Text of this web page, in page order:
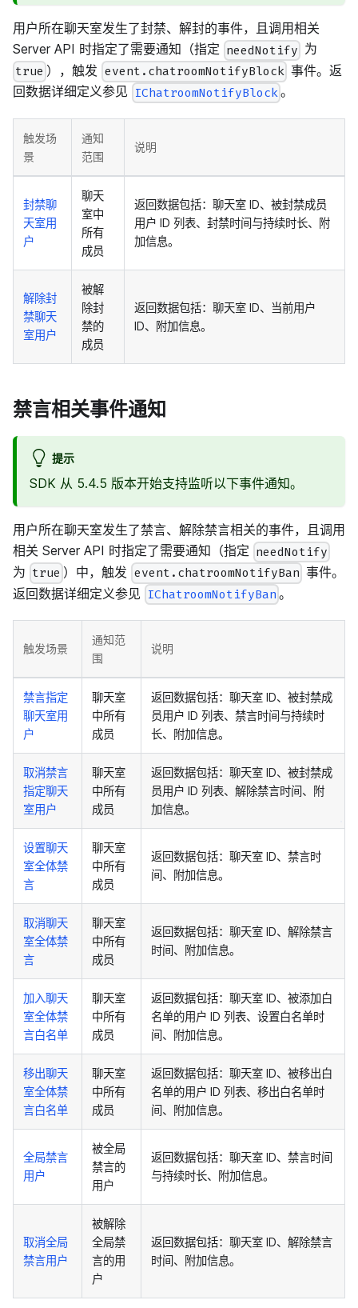
用户所在聊天室发生了封禁、解封的事件，且调用相关
Server API 时指定了需要通知（指定 needNotify 为
true ），触发 event.chatroomNotifyBlock 事件。返
回数据详细定义参见 IChatroomNotifyBlock。
触发场
景
通知
范围
说明
封禁聊
天室用
户
聊天
室中
所有
成员
返回数据包括：聊天室 ID、被封禁成员
用户 ID 列表、封禁时间与持续时长、附
加信息。
解除封
禁聊天
室用户
被解
除封
禁的
成员
返回数据包括：聊天室 ID、当前用户
ID、附加信息。
禁言相关事件通知
提示
SDK 从 5.4.5 版本开始支持监听以下事件通知。
用户所在聊天室发生了禁言、解除禁言相关的事件，且调用
相关 Server API 时指定了需要通知（指定 needNotify
为 true ）中，触发 event.chatroomNotifyBan 事件。
返回数据详细定义参见 IChatroomNotifyBan 。
触发场景
通知范
围
说明
禁言指定
聊天室用
户
聊天室
中所有
成员
返回数据包括：聊天室 ID、被封禁成
员用户 ID 列表、禁言时间与持续时
长、附加信息。
取消禁言
指定聊天
室用户
聊天室
中所有
成员
返回数据包括：聊天室 ID、被封禁成
员用户 ID 列表、解除禁言时间、附
加信息。
设置聊天
室全体禁
言
聊天室
中所有
成员
返回数据包括：聊天室 ID、禁言时
间、附加信息。
取消聊天
室全体禁
言
聊天室
中所有
成员
返回数据包括：聊天室 ID、解除禁言
时间、附加信息。
加入聊天
室全体禁
言白名单
聊天室
中所有
成员
返回数据包括：聊天室 ID、被添加白
名单的用户 ID 列表、设置白名单时
间、附加信息。
移出聊天
室全体禁
言白名单
聊天室
中所有
成员
返回数据包括：聊天室 ID、被移出白
名单的用户 ID 列表、移出白名单时
间、附加信息。
全局禁言
用户
被全局
禁言的
用户
返回数据包括：聊天室 ID、禁言时间
与持续时长、附加信息。
取消全局
禁言用户
被解除
全局禁
言的用
户
返回数据包括：聊天室 ID、解除禁言
时间、附加信息。